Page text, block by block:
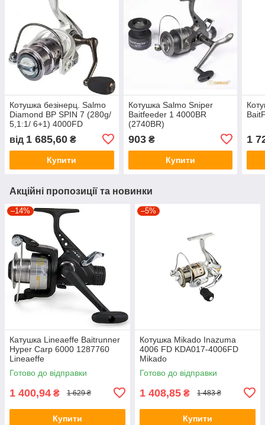
Котушка безінерц. Salmo
Diamond BP SPIN 7 (280g/
5,1:1/ 6+1) 4000FD
від 1 685,60 ₴
Купити
Котушка Salmo Sniper
Baitfeeder 1 4000BR
(2740BR)
903₴
Купити
1
Акційні пропозиції та новинки
–14%
Катушка Lineaeffe Baitrunner
Hyper Carp 6000 1287760
Lineaeffe
Готово до відправки
1 400,94 ₴ 1 629 ₴
Купити
–5%
Котушка Mikado Inazuma
4006 FD KDA017-4006FD
Mikado
Готово до відправки
1 408,85 ₴ 1 483 ₴
Купити